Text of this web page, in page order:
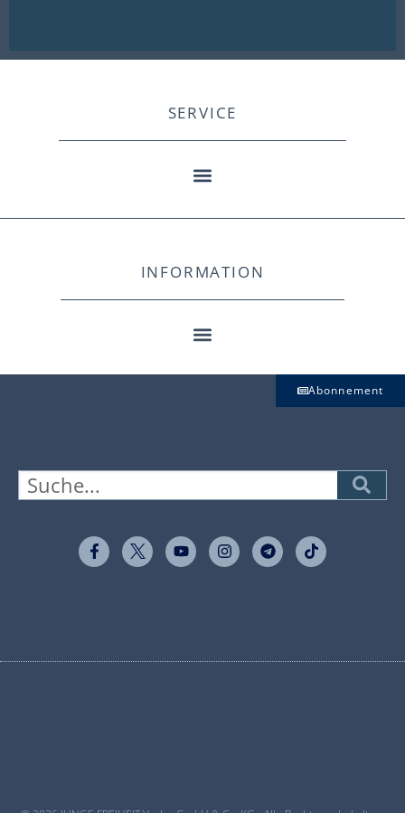
SERVICE
INFORMATION
Abonnement